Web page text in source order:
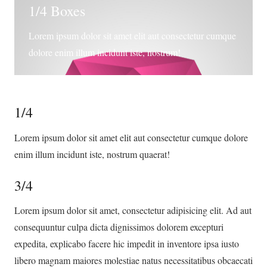
1/4 Boxes
Lorem ipsum dolor sit amet elit aut consectetur cumque
dolore enim illum incidunt iste, nostrum!
1/4
Lorem ipsum dolor sit amet elit aut consectetur cumque dolore
enim illum incidunt iste, nostrum quaerat!
3/4
Lorem ipsum dolor sit amet, consectetur adipisicing elit. Ad aut
consequuntur culpa dicta dignissimos dolorem excepturi
expedita, explicabo facere hic impedit in inventore ipsa iusto
libero magnam maiores molestiae natus necessitatibus obcaecati